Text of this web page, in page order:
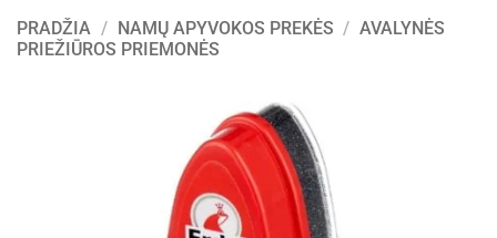
PRADŽIA / NAMŲ APYVOKOS PREKĖS / AVALYNĖS
PRIEŽIŪROS PRIEMONĖS